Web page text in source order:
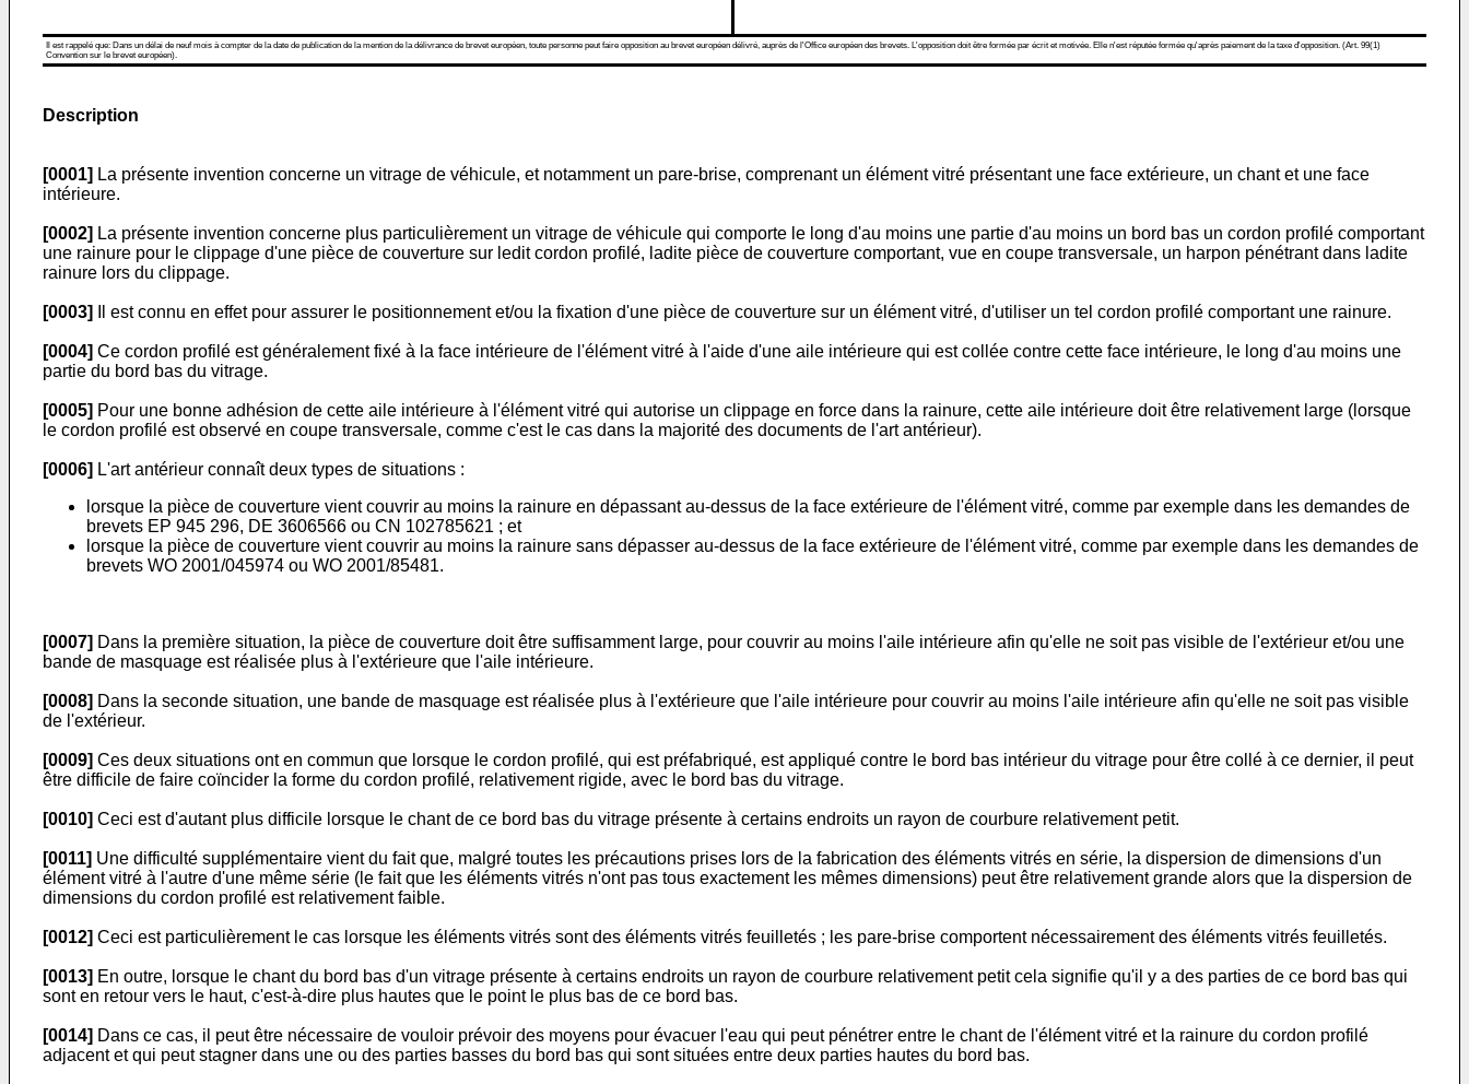
Il est rappelé que: Dans un délai de neuf mois à compter de la date de publication de la mention de la délivrance de brevet européen, toute personne peut faire opposition au brevet européen délivré, auprès de l'Office européen des brevets. L'opposition doit être formée par écrit et motivée. Elle n'est réputée formée qu'après paiement de la taxe d'opposition. (Art. 99(1)
Convention sur le brevet européen).
Description
[0001] La présente invention concerne un vitrage de véhicule, et notamment un pare-brise, comprenant un élément vitré présentant une face extérieure, un chant et une face
intérieure.
[0002] La présente invention concerne plus particulièrement un vitrage de véhicule qui comporte le long d'au moins une partie d'au moins un bord bas un cordon profilé comportant
une rainure pour le clippage d'une pièce de couverture sur ledit cordon profilé, ladite pièce de couverture comportant, vue en coupe transversale, un harpon pénétrant dans ladite
rainure lors du clippage.
[0003] Il est connu en effet pour assurer le positionnement et/ou la fixation d'une pièce de couverture sur un élément vitré, d'utiliser un tel cordon profilé comportant une rainure.
[0004] Ce cordon profilé est généralement fixé à la face intérieure de l'élément vitré à l'aide d'une aile intérieure qui est collée contre cette face intérieure, le long d'au moins une
partie du bord bas du vitrage.
[0005] Pour une bonne adhésion de cette aile intérieure à l'élément vitré qui autorise un clippage en force dans la rainure, cette aile intérieure doit être relativement large (lorsque
le cordon profilé est observé en coupe transversale, comme c'est le cas dans la majorité des documents de l'art antérieur).
[0006] L'art antérieur connaît deux types de situations :
lorsque la pièce de couverture vient couvrir au moins la rainure en dépassant au-dessus de la face extérieure de l'élément vitré, comme par exemple dans les demandes de
brevets EP 945 296, DE 3606566 ou CN 102785621 ; et
lorsque la pièce de couverture vient couvrir au moins la rainure sans dépasser au-dessus de la face extérieure de l'élément vitré, comme par exemple dans les demandes de
brevets WO 2001/045974 ou WO 2001/85481.
[0007] Dans la première situation, la pièce de couverture doit être suffisamment large, pour couvrir au moins l'aile intérieure afin qu'elle ne soit pas visible de l'extérieur et/ou une
bande de masquage est réalisée plus à l'extérieure que l'aile intérieure.
[0008] Dans la seconde situation, une bande de masquage est réalisée plus à l'extérieure que l'aile intérieure pour couvrir au moins l'aile intérieure afin qu'elle ne soit pas visible
de l'extérieur.
[0009] Ces deux situations ont en commun que lorsque le cordon profilé, qui est préfabriqué, est appliqué contre le bord bas intérieur du vitrage pour être collé à ce dernier, il peut
être difficile de faire coïncider la forme du cordon profilé, relativement rigide, avec le bord bas du vitrage.
[0010] Ceci est d'autant plus difficile lorsque le chant de ce bord bas du vitrage présente à certains endroits un rayon de courbure relativement petit.
[0011] Une difficulté supplémentaire vient du fait que, malgré toutes les précautions prises lors de la fabrication des éléments vitrés en série, la dispersion de dimensions d'un
élément vitré à l'autre d'une même série (le fait que les éléments vitrés n'ont pas tous exactement les mêmes dimensions) peut être relativement grande alors que la dispersion de
dimensions du cordon profilé est relativement faible.
[0012] Ceci est particulièrement le cas lorsque les éléments vitrés sont des éléments vitrés feuilletés ; les pare-brise comportent nécessairement des éléments vitrés feuilletés.
[0013] En outre, lorsque le chant du bord bas d'un vitrage présente à certains endroits un rayon de courbure relativement petit cela signifie qu'il y a des parties de ce bord bas qui
sont en retour vers le haut, c'est-à-dire plus hautes que le point le plus bas de ce bord bas.
[0014] Dans ce cas, il peut être nécessaire de vouloir prévoir des moyens pour évacuer l'eau qui peut pénétrer entre le chant de l'élément vitré et la rainure du cordon profilé
adjacent et qui peut stagner dans une ou des parties basses du bord bas qui sont situées entre deux parties hautes du bord bas.